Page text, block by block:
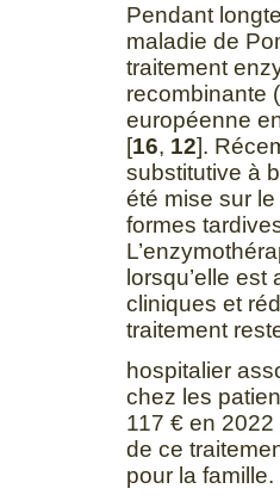
Pendant
maladie de
traitement
recombinante
européenne
[16, 12].
substitutive à
été mise sur
formes
lorsqu’elle
cliniques et
traitement
hospitalier
chez les
117 € en 2022
de ce
pour la famille.